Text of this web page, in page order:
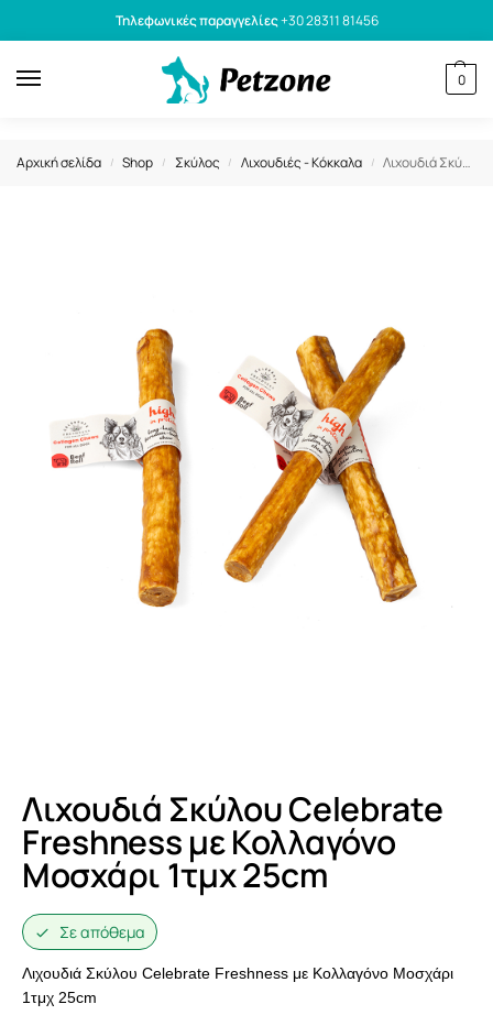
Τηλεφωνικές παραγγελίες+30 28311 81456
0
Αρχική σελίδα / Shop / Σκύλος / Λιχουδιές - Κόκκαλα / Λιχουδιά Σκύλου Celebrate Freshness με Κολλαγόνο Μοσχάρι 1τμχ 25cm
Λιχουδιά Σκύλου Celebrate
Freshness με Κολλαγόνο
Μοσχάρι 1τμχ 25cm
Σε απόθεμα
Λιχουδιά Σκύλου Celebrate Freshness με Κολλαγόνο Μοσχάρι
1τμχ 25cm